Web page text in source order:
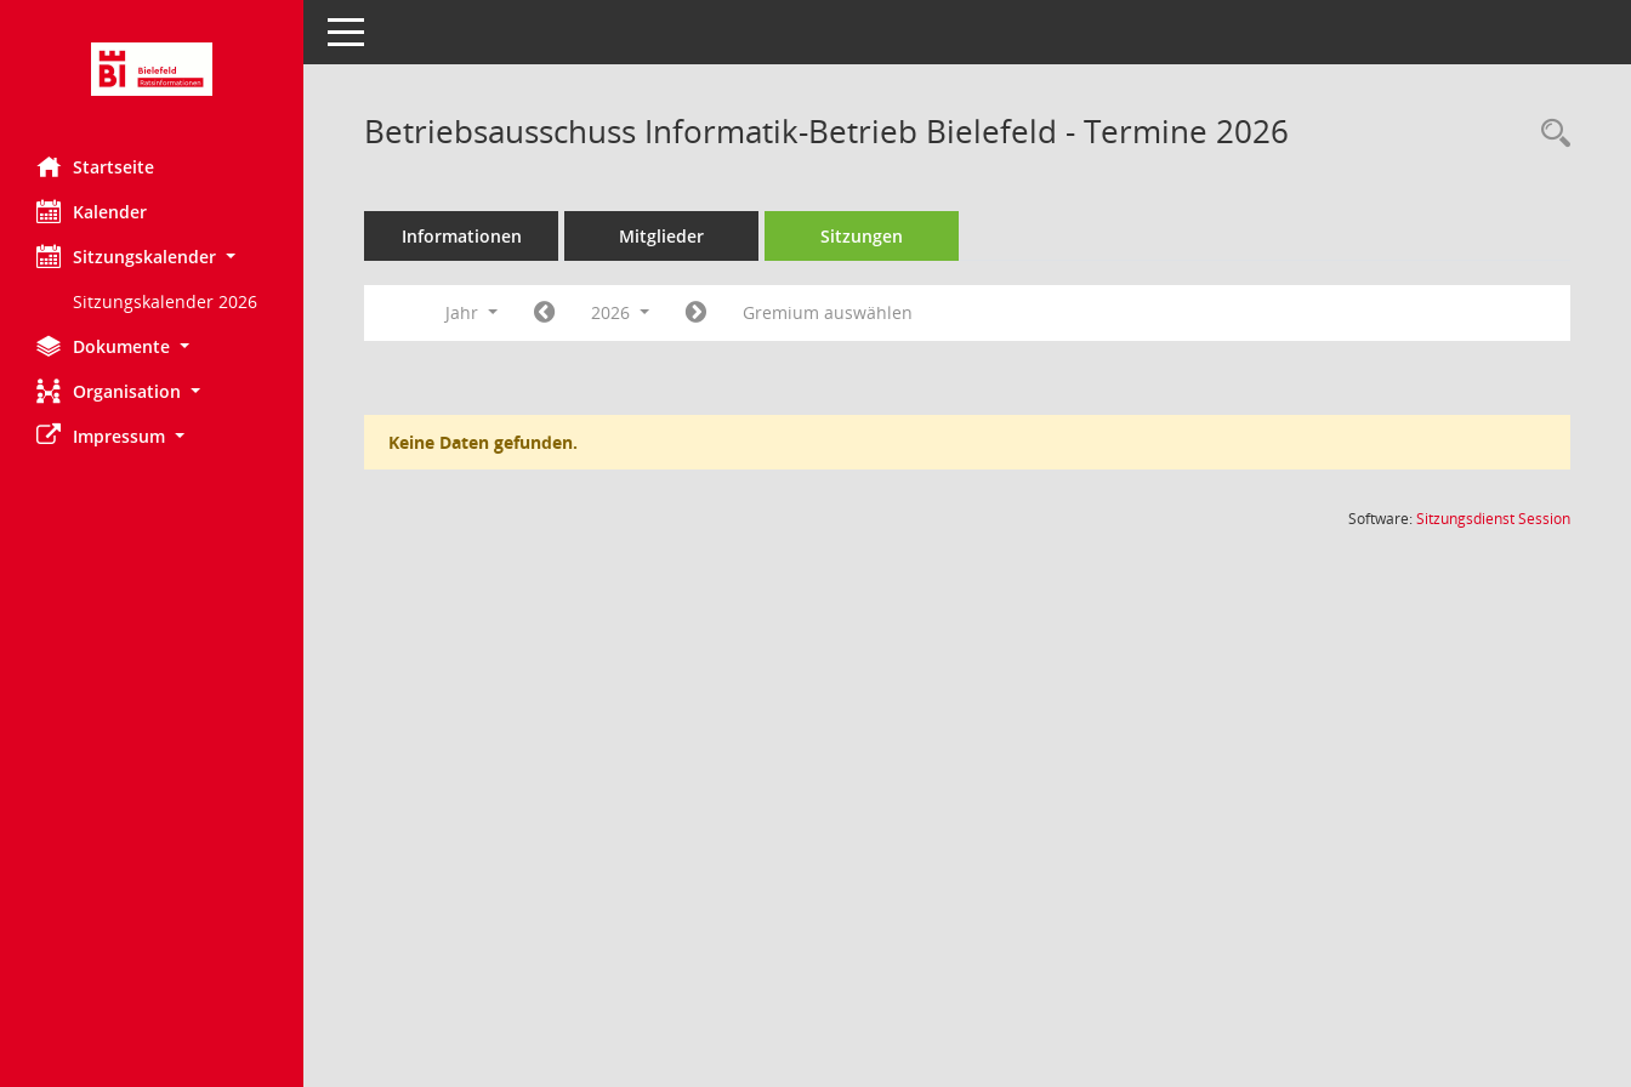
Startseite
Kalender
Sitzungskalender
Sitzungskalender 2026
Dokumente
Organisation
Impressum
Toggle navigation
Betriebsausschuss Informatik-Betrieb Bielefeld - Termine 2026
Informationen Mitglieder Sitzungen
Jahr 2026 Gremium auswählen
Keine Daten gefunden.
Software:SitzungsdienstSession(Wird in